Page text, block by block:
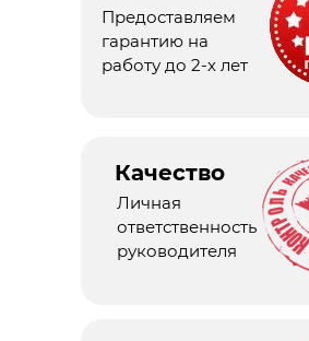
Предоставляем
гарантию на
работу до 2-х лет
Личная
ответственность
руководителя
Качество